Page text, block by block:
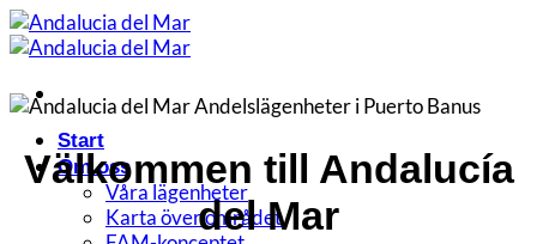
Skip
to
Start
Om oss
Våra lägenheter
Karta över området
Välkommen till Andalucía
del Mar